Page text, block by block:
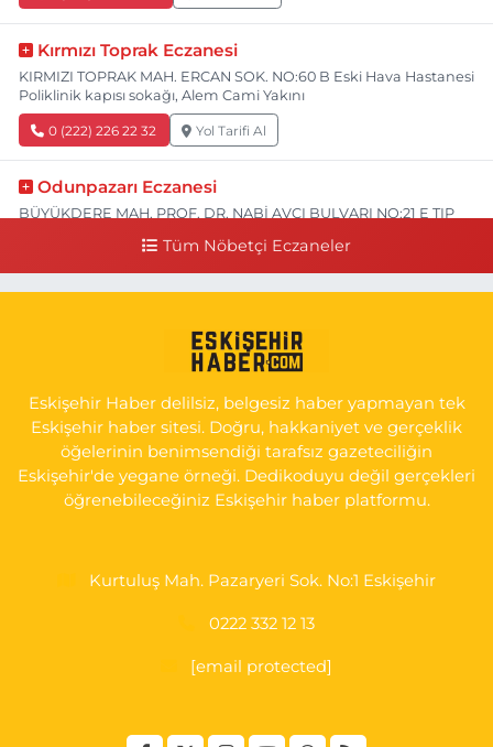
Kırmızı Toprak Eczanesi
KIRMIZI TOPRAK MAH. ERCAN SOK. NO:60 B Eski Hava Hastanesi
Poliklinik kapısı sokağı, Alem Cami Yakını
0 (222) 226 22 32 Yol Tarifi Al
Odunpazarı Eczanesi
BÜYÜKDERE MAH. PROF. DR. NABİ AVCI BULVARI NO:21 E TIP
YENİDOĞAN MH.ŞEHİT SERKAN ÖZAYDIN CD.8 B ESKİ DEVLET
0 (222) 237 75 17 Yol Tarifi Al
Tüm Nöbetçi Eczaneler
Eskişehir Haber delilsiz, belgesiz haber yapmayan tek
Eskişehir haber sitesi. Doğru, hakkaniyet ve gerçeklik
öğelerinin benimsendiği tarafsız gazeteciliğin
Eskişehir'de yegane örneği. Dedikoduyu değil gerçekleri
öğrenebileceğiniz Eskişehir haber platformu.
Kurtuluş Mah. Pazaryeri Sok. No:1 Eskişehir
0222 332 12 13
[email protected]